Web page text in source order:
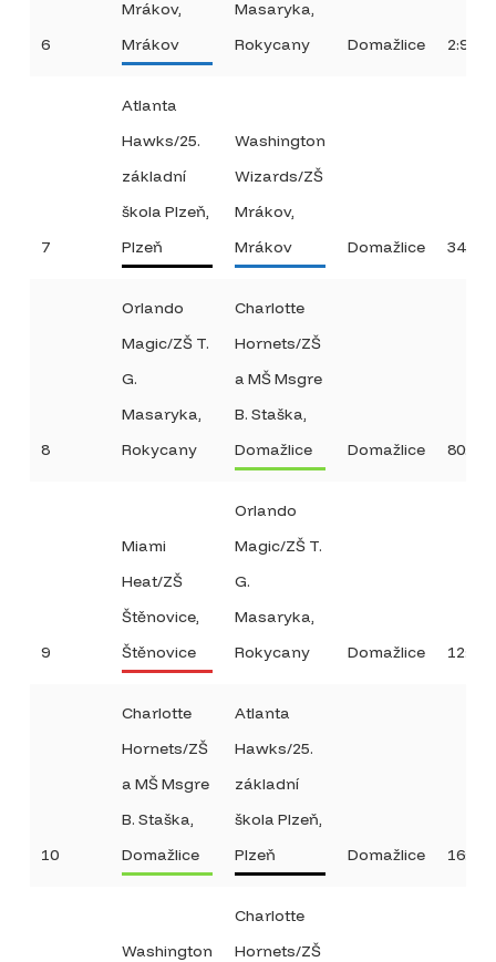
6
Mrákov,
Mrákov
Masaryka,
Rokycany
Domažlice 2:94
7
Atlanta
Hawks/25.
základní
škola Plzeň,
Plzeň
Washington
Wizards/ZŠ
Mrákov,
Mrákov
Domažlice 34:14
8
Orlando
Magic/ZŠ T.
G.
Masaryka,
Rokycany
Charlotte
Hornets/ZŠ
a MŠ Msgre
B. Staška,
Domažlice
Domažlice 80:6
9
Miami
Heat/ZŠ
Štěnovice,
Štěnovice
Orlando
Magic/ZŠ T.
G.
Masaryka,
Rokycany
Domažlice 12:70
10
Charlotte
Hornets/ZŠ
a MŠ Msgre
B. Staška,
Domažlice
Atlanta
Hawks/25.
základní
škola Plzeň,
Plzeň
Domažlice 16:36
Washington
Charlotte
Hornets/ZŠ